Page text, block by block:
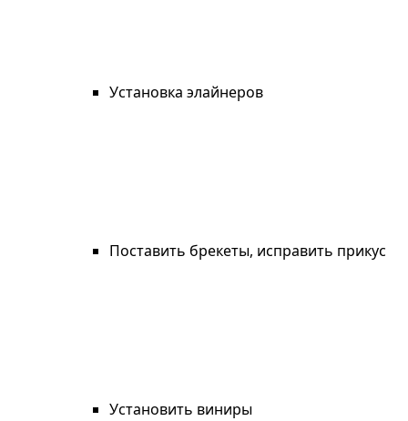
Установка элайнеров
Поставить брекеты, исправить прикус
Установить виниры